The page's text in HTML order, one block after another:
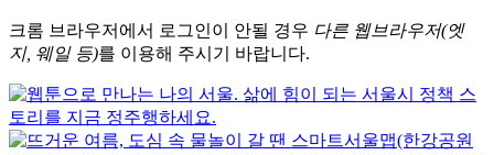
크롬 브라우저에서 로그인이 안될 경우 다른 웹브라우저(엣
지, 웨일 등)를 이용해 주시기 바랍니다.